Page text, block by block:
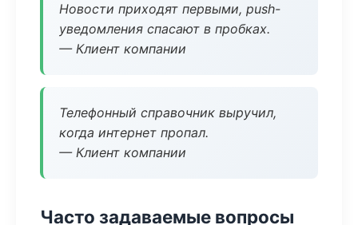
Новости приходят первыми, push-
уведомления спасают в пробках.
— Клиент компании
Телефонный справочник выручил,
когда интернет пропал.
— Клиент компании
Часто задаваемые вопросы